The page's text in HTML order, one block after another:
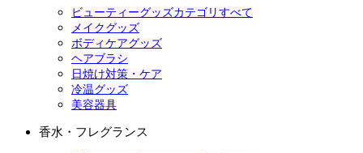
ビューティーグッズカテゴリすべて
メイクグッズ
ボディケアグッズ
ヘアブラシ
日焼け対策・ケア
冷温グッズ
美容器具
香水・フレグランス